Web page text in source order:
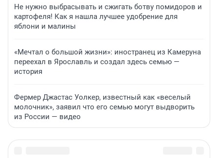
Не нужно выбрасывать и сжигать ботву помидоров и
картофеля! Как я нашла лучшее удобрение для
яблони и малины
«Мечтал о большой жизни»: иностранец из Камеруна
переехал в Ярославль и создал здесь семью —
история
Фермер Джастас Уолкер, известный как «веселый
молочник», заявил что его семью могут выдворить
из России — видео